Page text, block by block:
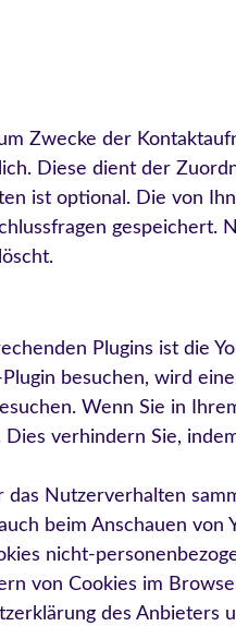
Zwecke der
Diese dient der
ist optional. Die von
gespeichert.
Plugins ist die
besuchen, wird
Wenn Sie in
verhindern Sie,
Nutzerverhalten
beim Anschauen von
nicht-
von Cookies im
des Anbieters